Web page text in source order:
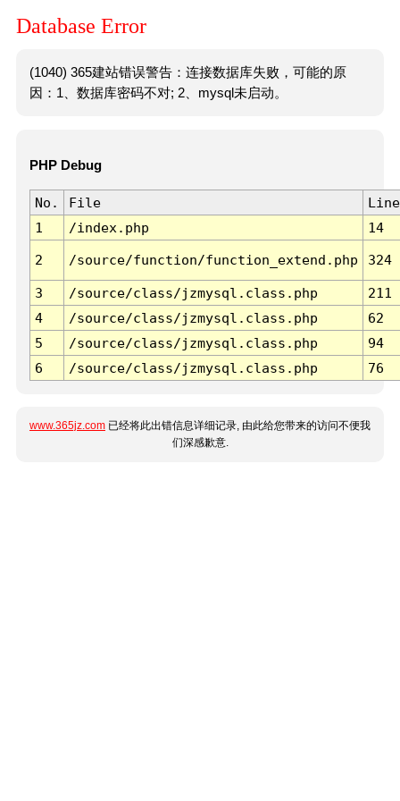
Database Error
(1040) 365建站错误警告：连接数据库失败，可能的原
因：1、数据库密码不对; 2、mysql未启动。
PHP Debug
No. File
Line
1
/index.php 14
2 /source/function/function_extend.php 324
3 /source/class/jzmysql.class.php
211
4
/source/class/jzmysql.class.php
62
5
/source/class/jzmysql.class.php
94
6
/source/class/jzmysql.class.php 76
www.365jz.com 已经将此出错信息详细记录, 由此给您带来的访问不便我
们深感歉意.